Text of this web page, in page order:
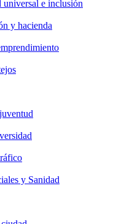
universal e inclusión
y hacienda
y Sanidad